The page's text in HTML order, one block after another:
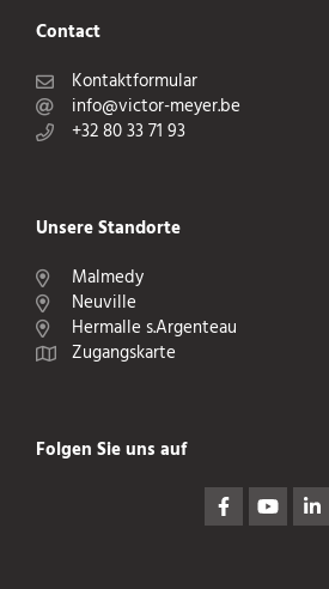
Contact
Kontaktformular
info@victor-meyer.be
+32 80 33 71 93
Unsere Standorte
Malmedy
Neuville
Hermalle s.Argenteau
Zugangskarte
Folgen Sie uns auf